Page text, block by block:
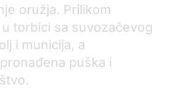
oružja. Prilikom
torbici sa suvozačevog
i municija, a
puška i